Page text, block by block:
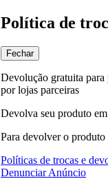
Política de
Fechar
Devolução gratuita para
por lojas parceiras
Devolva seu produto
Para devolver o produto
Políticas de trocas e
Denunciar Anúncio